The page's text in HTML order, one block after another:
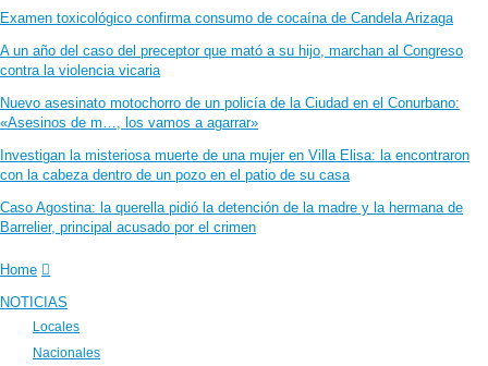
Examen toxicológico confirma consumo de cocaína de Candela Arizaga
A un año del caso del preceptor que mató a su hijo, marchan al Congreso
contra la violencia vicaria
Nuevo asesinato motochorro de un policía de la Ciudad en el Conurbano:
«Asesinos de m…, los vamos a agarrar»
Investigan la misteriosa muerte de una mujer en Villa Elisa: la encontraron
con la cabeza dentro de un pozo en el patio de su casa
Caso Agostina: la querella pidió la detención de la madre y la hermana de
Barrelier, principal acusado por el crimen
Home
NOTICIAS
Locales
Nacionales